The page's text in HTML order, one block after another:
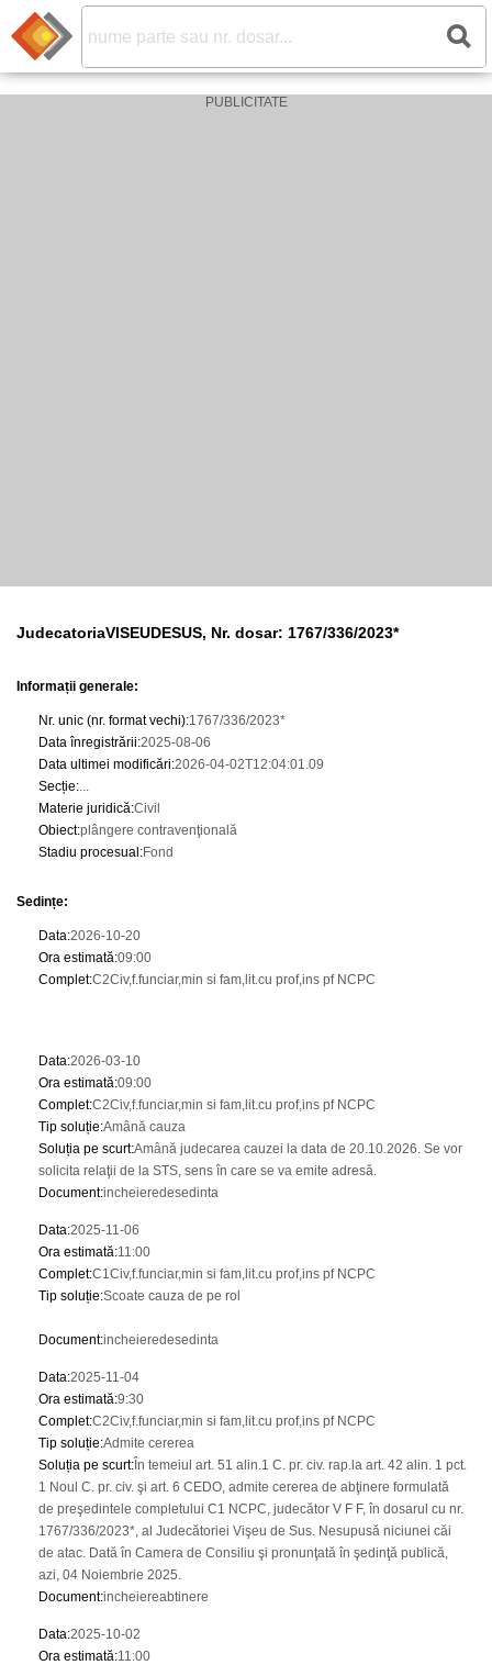
JudecatoriaVISEUDESUS, Nr. dosar: 1767/336/2023*
Informații generale:
Nr. unic (nr. format vechi):1767/336/2023*
Data înregistrării:2025-08-06
Data ultimei modificări:2026-04-02T12:04:01.09
Secție:...
Materie juridică:Civil
Obiect:plângere contravenţională
Stadiu procesual :Fond
Sedințe:
Data:2026-10-20
Ora estimată:09:00
Complet:C2Civ,f.funciar,min si fam,lit.cu prof,ins pf NCPC
Data:2026-03-10
Ora estimată:09:00
Complet:C2Civ,f.funciar,min si fam,lit.cu prof,ins pf NCPC
Tip soluție:Amână cauza
Soluția pe scurt:Amână judecarea cauzei la data de 20.10.2026. Se vor
solicita relaţii de la STS, sens în care se va emite adresă.
Document:incheieredesedinta
Data:2025-11-06
Ora estimată:11:00
Complet:C1Civ,f.funciar,min si fam,lit.cu prof,ins pf NCPC
Tip soluție:Scoate cauza de pe rol
Document:incheieredesedinta
Data:2025-11-04
Ora estimată:9:30
Complet:C2Civ,f.funciar,min si fam,lit.cu prof,ins pf NCPC
Tip soluție:Admite cererea
Soluția pe scurt: În temeiul art. 51 alin.1 C. pr. civ. rap.la art. 42 alin. 1 pct.
1 Noul C. pr. civ. şi art. 6 CEDO, admite cererea de abţinere formulată
de preşedintele completului C1 NCPC, judecător V F F, în dosarul cu nr.
1767/336/2023*, al Judecătoriei Vişeu de Sus. Nesupusă niciunei căi
de atac. Dată în Camera de Consiliu şi pronunţată în şedinţă publică,
azi, 04 Noiembrie 2025.
Document:incheiereabtinere
Data:2025-10-02
Ora estimată:11:00